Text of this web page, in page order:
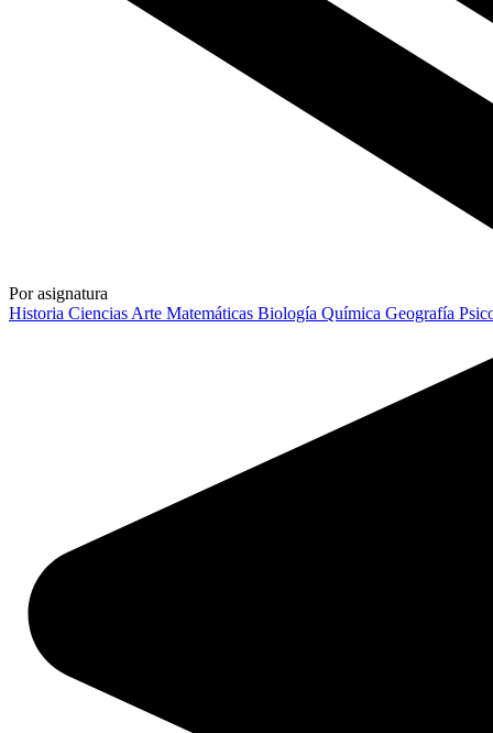
Por asignatura
Historia Ciencias Arte Matemáticas Biología Química Geografía